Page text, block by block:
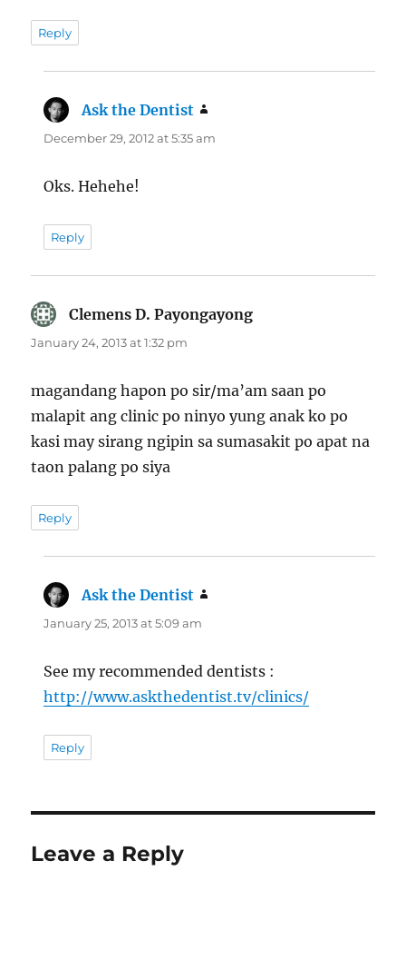
Reply
Ask the Dentist
December 29, 2012 at 5:35 am
Oks. Hehehe!
Reply
Clemens D. Payongayong
January 24, 2013 at 1:32 pm
magandang hapon po sir/ma’am saan po
malapit ang clinic po ninyo yung anak ko po
kasi may sirang ngipin sa sumasakit po apat na
taon palang po siya
Reply
Ask the Dentist
January 25, 2013 at 5:09 am
See my recommended dentists :
http://www.askthedentist.tv/clinics/
Reply
Leave a Reply